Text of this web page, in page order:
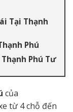
Tại Thạnh
Phú
Phú Tư
của
từ 4 chỗ đến